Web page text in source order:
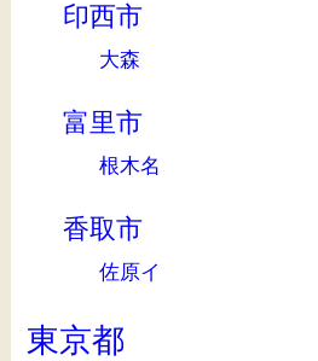
印西市
大森
富里市
根木名
香取市
佐原イ
東京都